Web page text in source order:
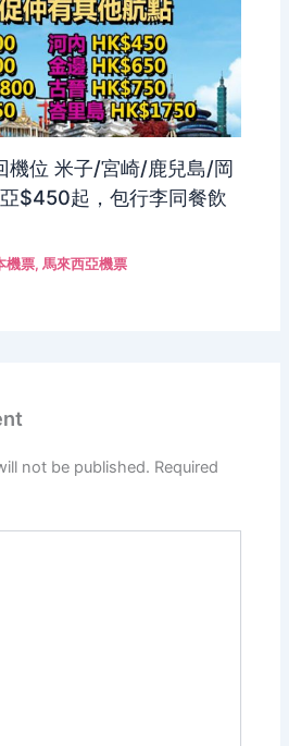
機位 米子/宮崎/鹿兒島/岡
$450起，包行李同餐飲
機票,馬來西亞機票
not be published. Required